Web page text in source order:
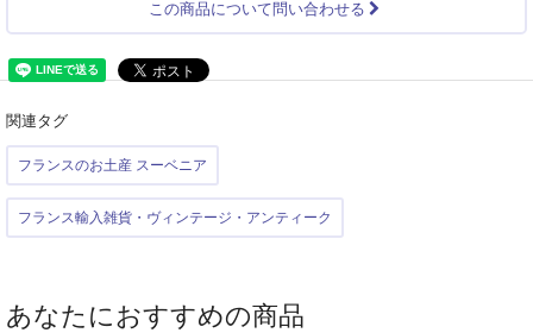
この商品について問い合わせる
関連タグ
フランスのお土産 スーベニア
フランス輸入雑貨・ヴィンテージ・アンティーク
あなたにおすすめの商品